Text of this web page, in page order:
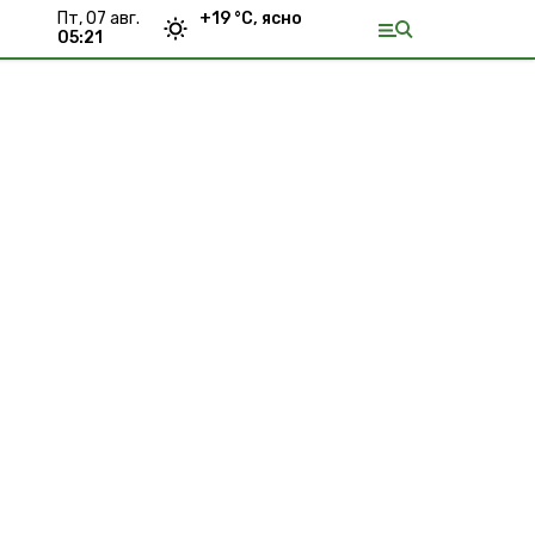
пт, 07 авг.
05:21
+19 °С, ясно